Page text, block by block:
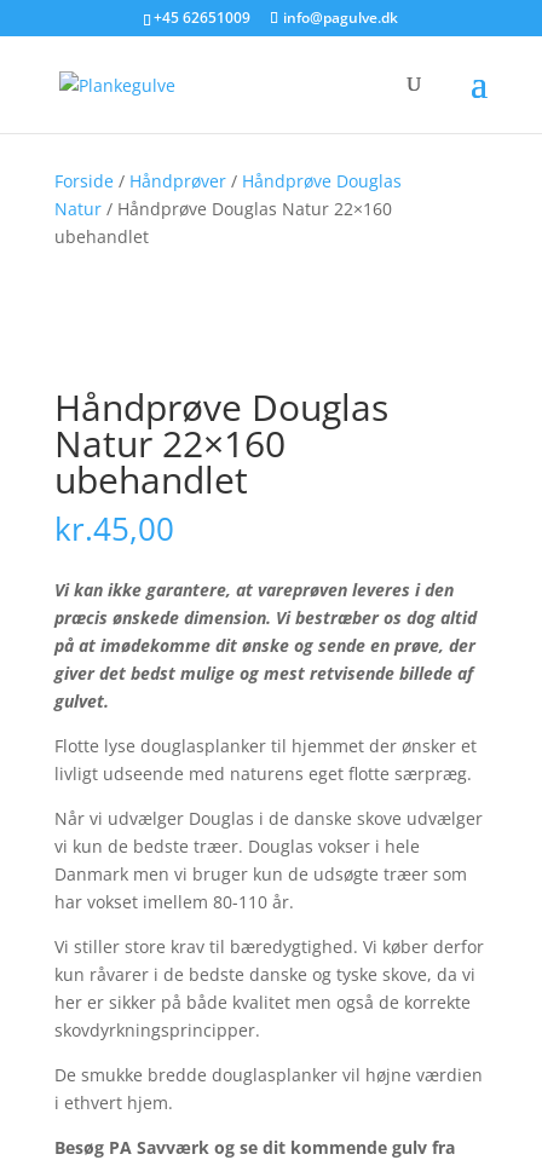
+45 62651009 info@pagulve.dk
Forside/ Håndprøver/ Håndprøve Douglas
Natur/ Håndprøve Douglas Natur 22×160
ubehandlet
Håndprøve Douglas
Natur 22×160
ubehandlet
kr.45,00
Vi kan ikke garantere, at vareprøven leveres i den
præcis ønskede dimension. Vi bestræber os dog altid
på at imødekomme dit ønske og sende en prøve, der
giver det bedst mulige og mest retvisende billede af
gulvet.
Flotte lyse douglasplanker til hjemmet der ønsker et
livligt udseende med naturens eget flotte særpræg.
Når vi udvælger Douglas i de danske skove udvælger
vi kun de bedste træer. Douglas vokser i hele
Danmark men vi bruger kun de udsøgte træer som
har vokset imellem 80-110 år.
Vi stiller store krav til bæredygtighed. Vi køber derfor
kun råvarer i de bedste danske og tyske skove, da vi
her er sikker på både kvalitet men også de korrekte
skovdyrkningsprincipper.
De smukke bredde douglasplanker vil højne værdien
i ethvert hjem.
Besøg PA Savværk og se dit kommende gulv fra